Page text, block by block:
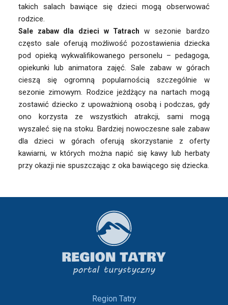
takich salach bawiące się dzieci mogą obserwować
rodzice.
Sale zabaw dla dzieci w Tatrach w sezonie bardzo
często sale oferują możliwość pozostawienia dziecka
pod opieką wykwalifikowanego personelu – pedagoga,
opiekunki lub animatora zajęć. Sale zabaw w górach
cieszą się ogromną popularnością szczególnie w
sezonie zimowym. Rodzice jeżdżący na nartach mogą
zostawić dziecko z upoważnioną osobą i podczas, gdy
ono korzysta ze wszystkich atrakcji, sami mogą
wyszaleć się na stoku. Bardziej nowoczesne sale zabaw
dla dzieci w górach oferują skorzystanie z oferty
kawiarni, w których można napić się kawy lub herbaty
przy okazji nie spuszczając z oka bawiącego się dziecka.
Region Tatry